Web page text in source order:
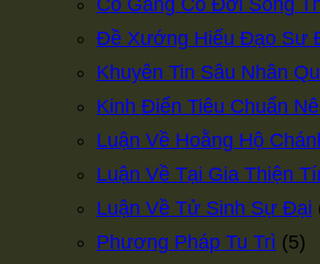
Cố Gắng Có Đời Sống
Đề Xướng Hiếu Đạo Sư
Khuyên Tin Sâu Nhân
Kinh Điển Tiêu Chuẩn
Luận Về Hoằng Hộ
Luận Về Tại Gia Thiện
Luận Về Tử Sinh Sự Đại
Phương Pháp Tu Trì (5)